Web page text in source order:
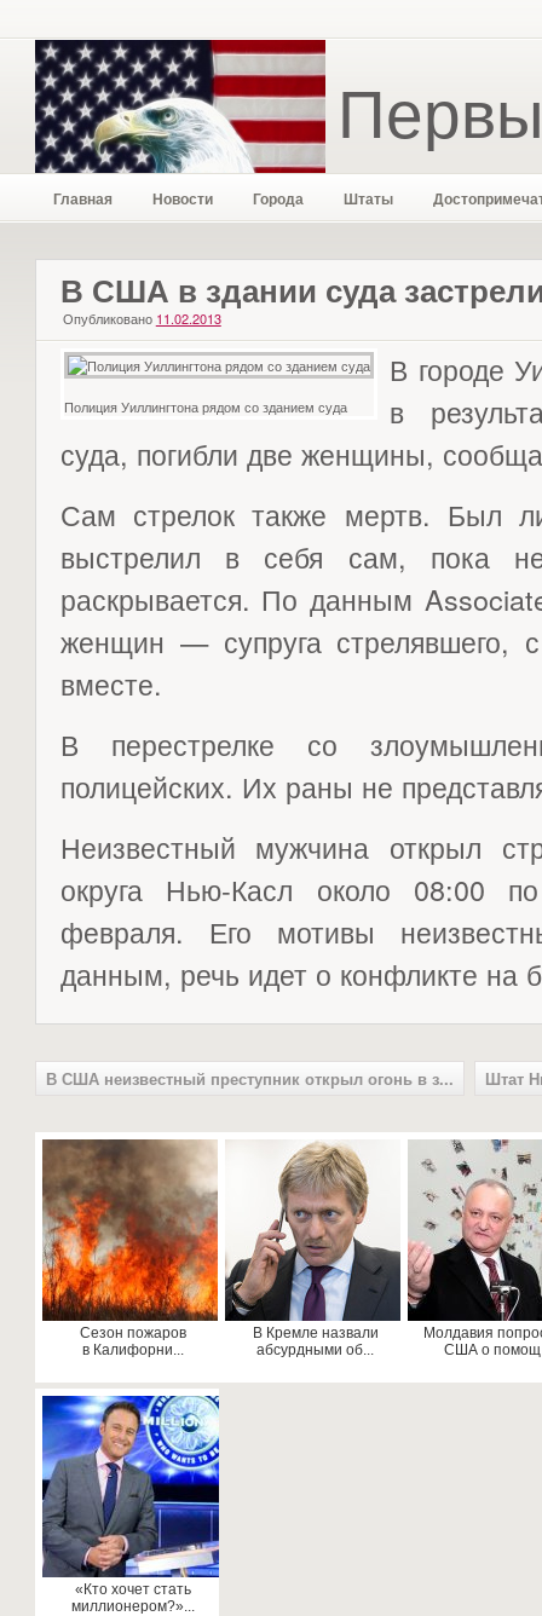
Главная Новости Города Штаты
В США в здании суда
Опубликовано 11.02.2013
Полиция Уиллингтона рядом со зданием суда
В городе
в
суда, погибли две женщины,
Сам стрелок также мертв. Был
выстрелил в себя сам, пока
раскрывается. По данным
женщин — супруга стрелявшего,
вместе.
В перестрелке со
полицейских. Их раны не
Неизвестный мужчина открыл
округа Нью-Касл около 08:00
февраля. Его мотивы
данным, речь идет о конфликте на
В США неизвестный преступник открыл огонь в з... Штат
Сезон пожаров
в Калифорни...
В Кремле назвали
абсурдными об...
Молдавия
США о
«Кто хочет стать
миллионером?»...